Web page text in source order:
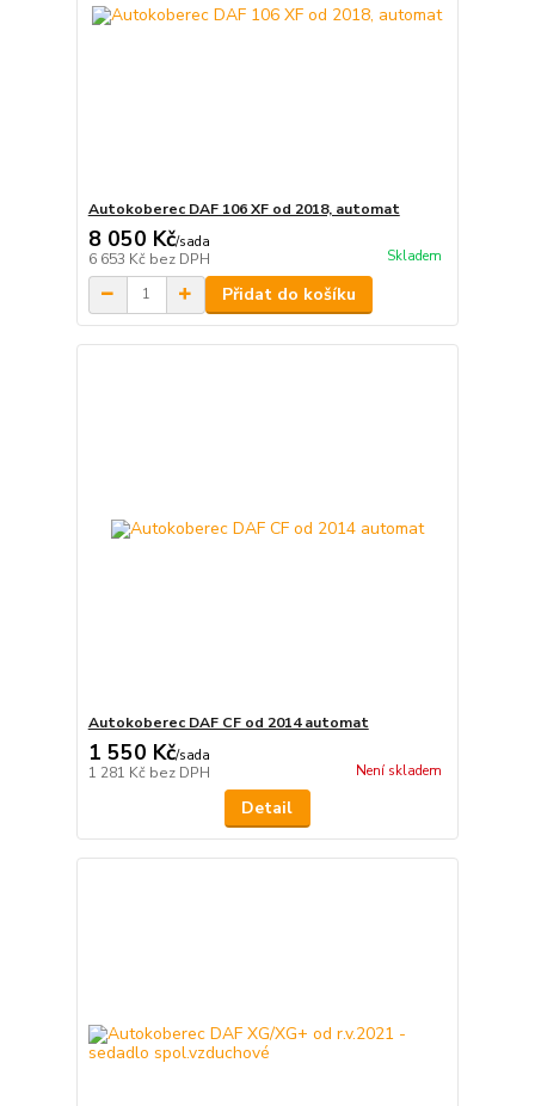
Autokoberec DAF 106 XF od 2018, automat
8 050 Kč/sada
6 653 Kč bez DPH Skladem
Přidat do košíku
Autokoberec DAF CF od 2014 automat
1 550 Kč/sada
1 281 Kč bez DPH Není skladem
Detail